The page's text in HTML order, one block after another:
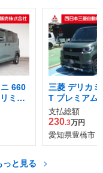
660
ミテ
ン 4
三菱 デリカ
T プレミアム
ッド エディシ
支払総額
230.3万円
愛知県豊橋市
っと見る